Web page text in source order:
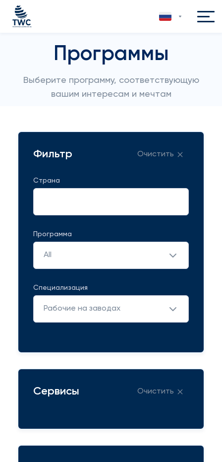
Программы
Выберите программу, соответствующую
вашим интересам и мечтам
Фильтр Очистить
Страна
Программа
All
Специализация
Рабочие на заводах
Сервисы Очистить